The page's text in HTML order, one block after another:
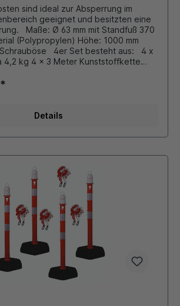
sind ideal zur Absperrung im
geeignet und besitzten eine
370
(Polypropylen) Höhe: 1000 mm
Set besteht aus: 4 x
4,2 kg 4 x 3 Meter Kunststoffkette
Öse zum Einhängen von
und Fuß. Zubehör (gegen
Details